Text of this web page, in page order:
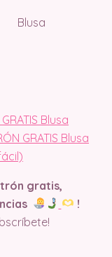
Blusa
GRATIS Blusa
gratis,
!